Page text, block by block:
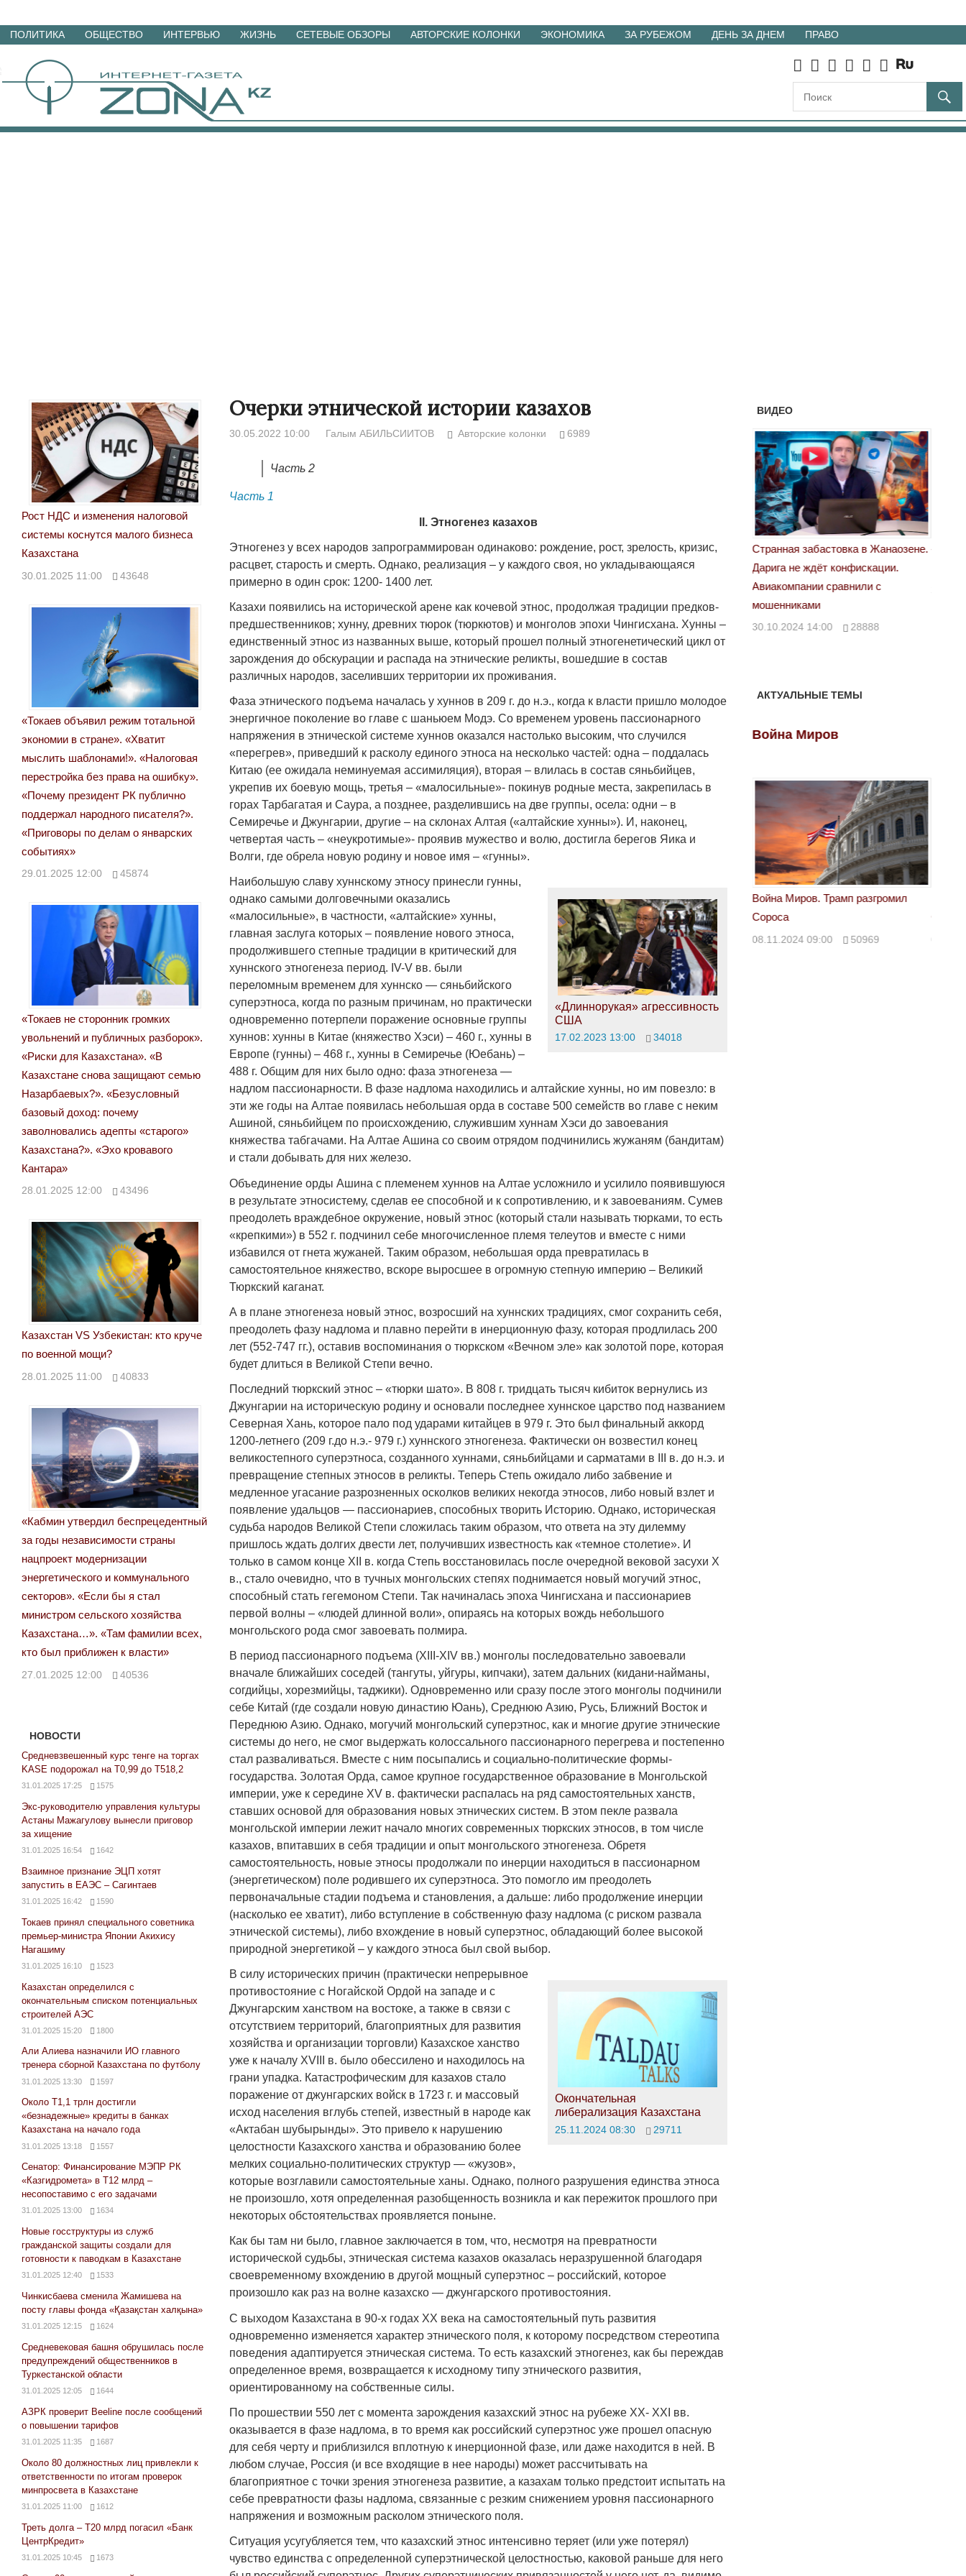
Перейти
материалам
ПОЛИТИКА ОБЩЕСТВО ИНТЕРВЬЮ ЖИЗНЬ СЕТЕВЫЕ ОБЗОРЫ АВТОРСКИЕ КОЛОНКИ ЭКОНОМИКА ЗА РУБЕЖОМ ДЕНЬ ЗА ДНЕМ ПРАВО
Очерки этнической истории казахов
30.05.2022 10:00 Галым АБИЛЬСИИТОВ Авторские колонки 6989
Часть 2
Часть 1
II. Этногенез казахов
Этногенез у всех народов запрограммирован одинаково: рождение, рост, зрелость, кризис,
расцвет, старость и смерть. Однако, реализация – у каждого своя, но укладывающаяся
примерно в один срок: 1200- 1400 лет.
Казахи появились на исторической арене как кочевой этнос, продолжая традиции предков-
предшественников; хунну, древних тюрок (тюркютов) и монголов эпохи Чингисхана. Хунны –
единственный этнос из названных выше, который прошел полный этногенетический цикл от
зарождения до обскурации и распада на этнические реликты, вошедшие в состав
различных народов, заселивших территории их проживания.
Фаза этнического подъема началась у хуннов в 209 г. до н.э., когда к власти пришло молодое
энергичное поколение во главе с шаньюем Модэ. Со временем уровень пассионарного
напряжения в этнической системе хуннов оказался настолько высоким, что случился
«перегрев», приведший к расколу единого этноса на несколько частей: одна – поддалась
Китаю (ее ожидала неминуемая ассимиляция), вторая – влилась в состав сяньбийцев,
укрепив их боевую мощь, третья – «малосильные»- покинув родные места, закрепилась в
горах Тарбагатая и Саура, а позднее, разделившись на две группы, осела: одни – в
Семиречье и Джунгарии, другие – на склонах Алтая («алтайские хунны»). И, наконец,
четвертая часть – «неукротимые»- проявив мужество и волю, достигла берегов Яика и
Волги, где обрела новую родину и новое имя – «гунны».
«Длиннорукая» агрессивность
США
17.02.2023 13:00 34018
Наибольшую славу хуннскому этносу принесли гунны,
однако самыми долговечными оказались
«малосильные», в частности, «алтайские» хунны,
главная заслуга которых – появление нового этноса,
продолжившего степные традиции в критический для
хуннского этногенеза период. IV-V вв. были
переломным временем для хуннско — сяньбийского
суперэтноса, когда по разным причинам, но практически
одновременно потерпели поражение основные группы
хуннов: хунны в Китае (княжество Хэси) – 460 г., хунны в
Европе (гунны) – 468 г., хунны в Семиречье (Юебань) –
488 г. Общим для них было одно: фаза этногенеза —
надлом пассионарности. В фазе надлома находились и алтайские хунны, но им повезло: в
эти же годы на Алтае появилась небольшая орда в составе 500 семейств во главе с неким
Ашиной, сяньбийцем по происхождению, служившим хуннам Хэси до завоевания
княжества табгачами. На Алтае Ашина со своим отрядом подчинились жужаням (бандитам)
и стали добывать для них железо.
Объединение орды Ашина с племенем хуннов на Алтае усложнило и усилило появившуюся
в результате этносистему, сделав ее способной и к сопротивлению, и к завоеваниям. Сумев
преодолеть враждебное окружение, новый этнос (который стали называть тюрками, то есть
«крепкими») в 552 г. подчинил себе многочисленное племя телеутов и вместе с ними
избавился от гнета жужаней. Таким образом, небольшая орда превратилась в
самостоятельное княжество, вскоре выросшее в огромную степную империю – Великий
Тюркский каганат.
А в плане этногенеза новый этнос, возросший на хуннских традициях, смог сохранить себя,
преодолеть фазу надлома и плавно перейти в инерционную фазу, которая продлилась 200
лет (552-747 гг.), оставив воспоминания о тюркском «Вечном эле» как золотой поре, которая
будет длиться в Великой Степи вечно.
Последний тюркский этнос – «тюрки шато». В 808 г. тридцать тысяч кибиток вернулись из
Джунгарии на историческую родину и основали последнее хуннское царство под названием
Северная Хань, которое пало под ударами китайцев в 979 г. Это был финальный аккорд
1200-летнего (209 г.до н.э.- 979 г.) хуннского этногенеза. Фактически он возвестил конец
великостепного суперэтноса, созданного хуннами, сяньбийцами и сарматами в III в. до н.э. и
превращение степных этносов в реликты. Теперь Степь ожидало либо забвение и
медленное угасание разрозненных осколков великих некогда этносов, либо новый взлет и
появление удальцов — пассионариев, способных творить Историю. Однако, историческая
судьба народов Великой Степи сложилась таким образом, что ответа на эту дилемму
пришлось ждать долгих двести лет, получивших известность как «темное столетие». И
только в самом конце XII в. когда Степь восстановилась после очередной вековой засухи X
в., стало очевидно, что в тучных монгольских степях поднимается новый могучий этнос,
способный стать гегемоном Степи. Так начиналась эпоха Чингисхана и пассионариев
первой волны – «людей длинной воли», опираясь на которых вождь небольшого
монгольского рода смог завоевать полмира.
В период пассионарного подъема (XIII-XIV вв.) монголы последовательно завоевали
вначале ближайших соседей (тангуты, уйгуры, кипчаки), затем дальних (кидани-найманы,
согдийцы, хорезмийцы, таджики). Одновременно или сразу после этого монголы подчинили
себе Китай (где создали новую династию Юань), Среднюю Азию, Русь, Ближний Восток и
Переднюю Азию. Однако, могучий монгольский суперэтнос, как и многие другие этнические
системы до него, не смог выдержать колоссального пассионарного перегрева и постепенно
стал разваливаться. Вместе с ним посыпались и социально-политические формы-
государства. Золотая Орда, самое крупное государственное образование в Монгольской
империи, уже к середине XV в. фактически распалась на ряд самостоятельных ханств,
ставших основой для образования новых этнических систем. В этом пекле развала
монгольской империи лежит начало многих современных тюркских этносов, в том числе
казахов, впитавших в себя традиции и опыт монгольского этногенеза. Обретя
самостоятельность, новые этносы продолжали по инерции находиться в пассионарном
(энергетическом) поле родившего их суперэтноса. Это помогло им преодолеть
первоначальные стадии подъема и становления, а дальше: либо продолжение инерции
(насколько ее хватит), либо вступление в собственную фазу надлома (с риском развала
этнической системы), либо вхождение в новый суперэтнос, обладающий более высокой
природной энергетикой – у каждого этноса был свой выбор.
Окончательная
либерализация Казахстана
25.11.2024 08:30 29711
В силу исторических причин (практически непрерывное
противостояние с Ногайской Ордой на западе и с
Джунгарским ханством на востоке, а также в связи с
отсутствием территорий, благоприятных для развития
хозяйства и организации торговли) Казахское ханство
уже к началу XVIII в. было обессилено и находилось на
грани упадка. Катастрофическим для казахов стало
поражение от джунгарских войск в 1723 г. и массовый
исход населения вглубь степей, известный в народе как
«Актабан шубырынды». Это привело к нарушению
целостности Казахского ханства и образованию более
мелких социально-политических структур — «жузов»,
которые возглавили самостоятельные ханы. Однако, полного разрушения единства этноса
не произошло, хотя определенная разобщенность возникла и как пережиток прошлого при
некоторых обстоятельствах проявляется поныне.
Как бы там ни было, главное заключается в том, что, несмотря на превратности
исторической судьбы, этническая система казахов оказалась неразрушенной благодаря
своевременному вхождению в другой мощный суперэтнос – российский, которое
произошло как раз на волне казахско — джунгарского противостояния.
С выходом Казахстана в 90-х годах XX века на самостоятельный путь развития
одновременно изменяется характер этнического поля, к которому посредством стереотипа
поведения адаптируется этническая система. То есть казахский этногенез, как бы переждав
определенное время, возвращается к исходному типу этнического развития,
ориентированному на собственные силы.
По прошествии 550 лет с момента зарождения казахский этнос на рубеже XX- XXI вв.
оказывается в фазе надлома, в то время как российский суперэтнос уже прошел опасную
для себя черту и приблизился вплотную к инерционной фазе, или даже находится в ней. В
любом случае, Россия (и все входящие в нее народы) может рассчитывать на
благоприятное с точки зрения этногенеза развитие, а казахам только предстоит испытать на
себе превратности фазы надлома, связанные с резким снижением уровня пассионарного
напряжения и возможным расколом этнического поля.
Ситуация усугубляется тем, что казахский этнос интенсивно теряет (или уже потерял)
чувство единства с определенной суперэтнической целостностью, каковой раньше для него
Рост НДС и изменения налоговой
системы коснутся малого бизнеса
Казахстана
30.01.2025 11:00 43648
«Токаев объявил режим тотальной
экономии в стране». «Хватит
мыслить шаблонами!». «Налоговая
перестройка без права на ошибку».
«Почему президент РК публично
поддержал народного писателя?».
«Приговоры по делам о январских
событиях»
29.01.2025 12:00 45874
«Токаев не сторонник громких
увольнений и публичных разборок».
«Риски для Казахстана». «В
Казахстане снова защищают семью
Назарбаевых?». «Безусловный
базовый доход: почему
заволновались адепты «старого»
Казахстана?». «Эхо кровавого
Кантара»
28.01.2025 12:00 43496
Казахстан VS Узбекистан: кто круче
по военной мощи?
28.01.2025 11:00 40833
«Кабмин утвердил беспрецедентный
за годы независимости страны
нацпроект модернизации
энергетического и коммунального
секторов». «Если бы я стал
министром сельского хозяйства
Казахстана…». «Там фамилии всех,
кто был приближен к власти»
27.01.2025 12:00 40536
НОВОСТИ
Средневзвешенный курс тенге на торгах
KASE подорожал на Т0,99 до Т518,2
31.01.2025 17:25 1575
Экс-руководителю управления культуры
Астаны Мажагулову вынесли приговор
за хищение
31.01.2025 16:54 1642
Взаимное признание ЭЦП хотят
запустить в ЕАЭС – Сагинтаев
31.01.2025 16:42 1590
Токаев принял специального советника
премьер-министра Японии Акихису
Нагашиму
31.01.2025 16:10 1523
Казахстан определился с
окончательным списком потенциальных
строителей АЭС
31.01.2025 15:20 1800
Али Алиева назначили ИО главного
тренера сборной Казахстана по футболу
31.01.2025 13:30 1597
Около Т1,1 трлн достигли
«безнадежные» кредиты в банках
Казахстана на начало года
31.01.2025 13:18 1557
Сенатор: Финансирование МЭПР РК
«Казгидромета» в Т12 млрд –
несопоставимо с его задачами
31.01.2025 13:00 1634
Новые госструктуры из служб
гражданской защиты создали для
готовности к паводкам в Казахстане
31.01.2025 12:40 1533
Чинкисбаева сменила Жамишева на
посту главы фонда «Қазақстан халқына»
31.01.2025 12:15 1624
Средневековая башня обрушилась после
предупреждений общественников в
Туркестанской области
31.01.2025 12:05 1644
АЗРК проверит Beeline после сообщений
о повышении тарифов
31.01.2025 11:35 1687
Около 80 должностных лиц привлекли к
ответственности по итогам проверок
минпросвета в Казахстане
31.01.2025 11:00 1612
Треть долга – Т20 млрд погасил «Банк
ЦентрКредит»
31.01.2025 10:45 1673
ВИДЕО
Народ выбрал свет
17.10.2024 17:00 29972
Странная забастовка в Жанаозене.
Дарига не ждёт конфискации.
мошенниками
30.10.2024 14:00 28888
«Новый Казахстан не говорит всей
правды»
29.10.2024 09:00 39623
АКТУАЛЬНЫЕ ТЕМЫ
Война Миров
Война Миров. Трамп разгромил
Сороса
08.11.2024 09:00 50969
Война Миров
Война Миров. Трамп разгромил
Сороса
08.11.2024 09:00 50969